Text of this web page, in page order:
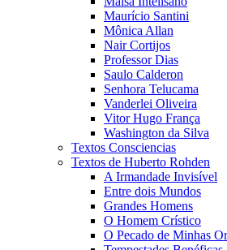
Maurício Santini
Mônica Allan
Nair Cortijos
Professor Dias
Saulo Calderon
Senhora Telucama
Vanderlei Oliveira
Vitor Hugo França
Washington da Silva
Textos Consciencias
Textos de Huberto Rohden
A Irmandade Invisível
Entre dois Mundos
Grandes Homens
O Homem Crístico
O Pecado de Minhas